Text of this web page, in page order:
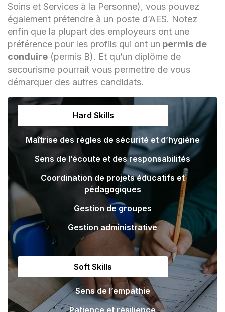
Soins et Services à la Personne), vous pouvez
également prétendre à un poste d’AES. Notez
enfin que la plupart des employeurs ont une
préférence pour les profils qui ont un permis de
conduire (permis B). Et qu’un diplôme de
secourisme pourrait vous permettre de vous
démarquer des autres candidats.
Hard Skills
Maîtrise des règles de sécurité et d’hygiène
Sens de l’écoute et des responsabilités
Coordination de projets éducatifs et
pédagogiques
Gestion de groupes
Gestion administrative
Soft Skills
Sens de l’empathie
Patience et résilience